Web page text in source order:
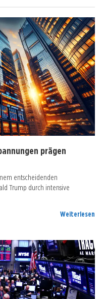
prägen
entscheidenden
Trump durch intensive
Weiterlesen